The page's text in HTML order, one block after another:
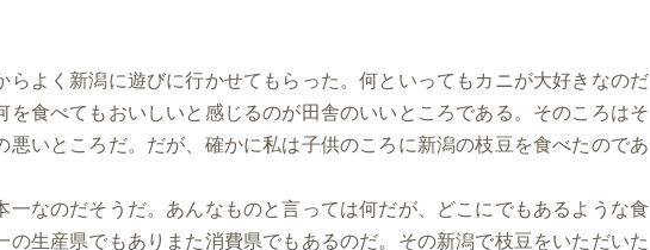
よく新潟に遊びに行かせてもらった。何といってもカニが大好きなのだ
食べてもおいしいと感じるのが田舎のいいところである。そのころはそ
いところだ。だが、確かに私は子供のころに新潟の枝豆を食べたのであ
なのだそうだ。あんなものと言っては何だが、どこにでもあるような食
生産県でもありまた消費県でもあるのだ。その新潟で枝豆をいただいた